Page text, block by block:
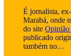
É jornalista,
Marabá, onde
do site Opinião
publicado
também no…